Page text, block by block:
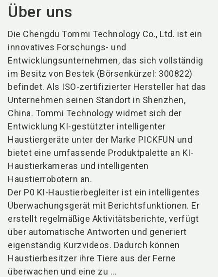
Über uns
Die Chengdu Tommi Technology Co., Ltd. ist ein
innovatives Forschungs- und
Entwicklungsunternehmen, das sich vollständig
im Besitz von Bestek (Börsenkürzel: 300822)
befindet. Als ISO-zertifizierter Hersteller hat das
Unternehmen seinen Standort in Shenzhen,
China. Tommi Technology widmet sich der
Entwicklung KI-gestützter intelligenter
Haustiergeräte unter der Marke PICKFUN und
bietet eine umfassende Produktpalette an KI-
Haustierkameras und intelligenten
Haustierrobotern an.
Der P0 KI-Haustierbegleiter ist ein intelligentes
Überwachungsgerät mit Berichtsfunktionen. Er
erstellt regelmäßige Aktivitätsberichte, verfügt
über automatische Antworten und generiert
eigenständig Kurzvideos. Dadurch können
Haustierbesitzer ihre Tiere aus der Ferne
überwachen und eine zu ...